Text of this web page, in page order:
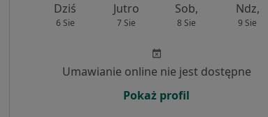
Dziś
6 Sie
Jutro
7 Sie
Sob,
8 Sie
Ndz,
9 Sie
Umawianie online nie jest dostępne
Pokaż profil